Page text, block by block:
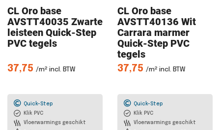
CL Oro base
AVSTT40035 Zwarte
leisteen Quick-Step
PVC tegels
37,75 /m² incl. BTW
Quick-Step
Klik PVC
Vloerwarmings geschikt
CL Oro base
AVSTT40136 Wit
Carrara marmer
Quick-Step PVC
tegels
37,75 /m² incl. BTW
Quick-Step
Klik PVC
Vloerwarmings geschikt